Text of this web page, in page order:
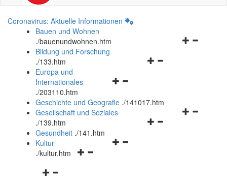
Coronavirus: Aktuelle Informationen
Bauen und Wohnen
./bauenundwohnen.htm
Navigationsmenü
Bildung und Forschung
./133.htm
Navigationsmenü
und
schließen
Europa und
Internationales
./203110.htm
Geschichte und Geografie ./141017.htm
Navigationsmenü
Gesellschaft und Soziales
./139.htm
Navigationsmenü
Gesundheit ./141.htm
Navigationsmenü
Kultur
./kultur.htm
Navigationsmenü